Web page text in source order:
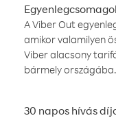
A Viber Out
amikor valamilyen
Viber alacsony
bármely országába.
30 napos hívás